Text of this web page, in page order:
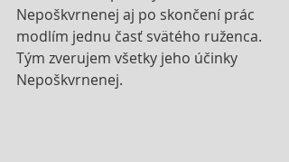
Nepoškvrnenej aj po skončení prác
modlím jednu časť svätého ruženca.
Tým zverujem všetky jeho účinky
Nepoškvrnenej.